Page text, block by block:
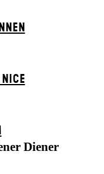
Diener